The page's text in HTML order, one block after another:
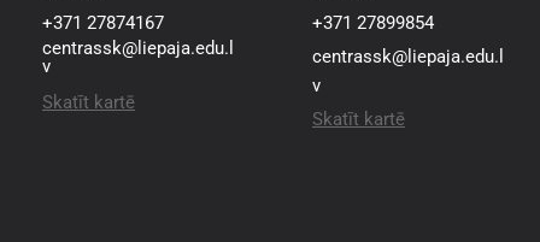
+371 27874167
centrassk@liepaja.edu.l
v
Skatīt kartē
+371 27899854
centrassk@liepaja.edu.l
v
Skatīt kartē